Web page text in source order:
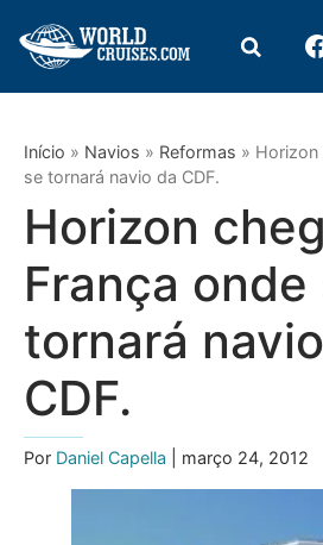
Início » Navios » Reformas » Horizon
se tornará navio da CDF.
Horizon
França onde
tornará
CDF.
Por Daniel Capella | março 24, 2012